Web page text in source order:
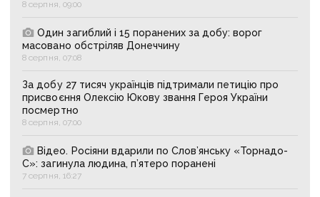
8 серпня, 09:00
Один загиблий і 15 поранених за добу: ворог
масовано обстріляв Донеччину
8 серпня, 07:08
За добу 27 тисяч українців підтримали петицію про
присвоєння Олексію Юкову звання Героя України
посмертно
8 серпня, 07:00
Відео. Росіяни вдарили по Слов’янську «Торнадо-
С»: загинула людина, п’ятеро поранені
7 серпня, 16:27